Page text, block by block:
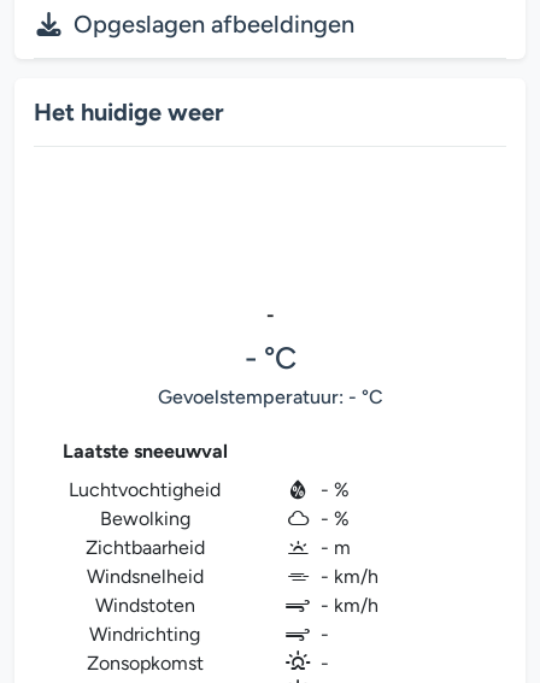
Opgeslagen afbeeldingen
Het huidige weer
-
- °C
Gevoelstemperatuur: - °C
Laatste sneeuwval
Luchtvochtigheid
- %
Bewolking
- %
Zichtbaarheid
- m
Windsnelheid
- km/h
Windstoten
- km/h
Windrichting
-
Zonsopkomst
-